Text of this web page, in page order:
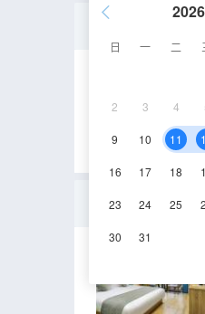
日 一 二
2 3 4
9 10 11
16 17 18
23 24 25
30 31